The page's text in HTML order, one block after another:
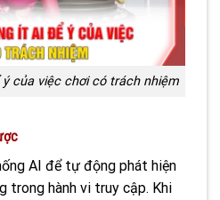
của việc chơi có trách nhiệm
AI để tự động phát hiện
trong hành vi truy cập. Khi